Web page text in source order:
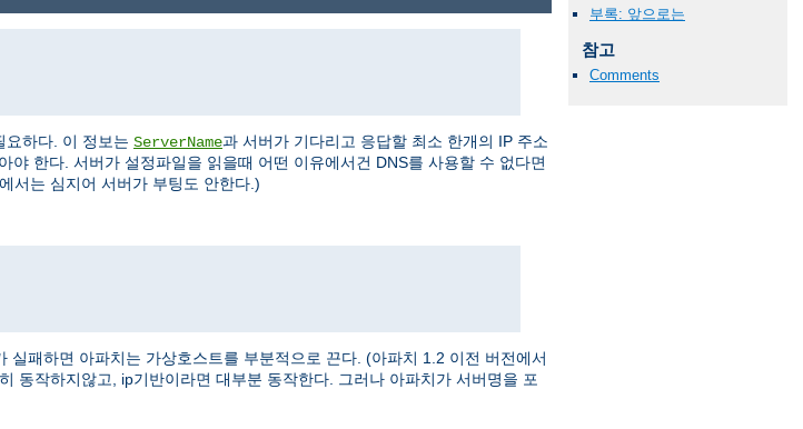
부록: 앞으로는
참고
Comments
요하다. 이 정보는 ServerName과 서버가 기다리고 응답할 최소 한개의 IP 주소
야 한다. 서버가 설정파일을 읽을때 어떤 이유에서건 DNS를 사용할 수 없다면
서는 심지어 서버가 부팅도 안한다.)
실패하면 아파치는 가상호스트를 부분적으로 끈다. (아파치 1.2 이전 버전에서
동작하지않고, ip기반이라면 대부분 동작한다. 그러나 아파치가 서버명을 포